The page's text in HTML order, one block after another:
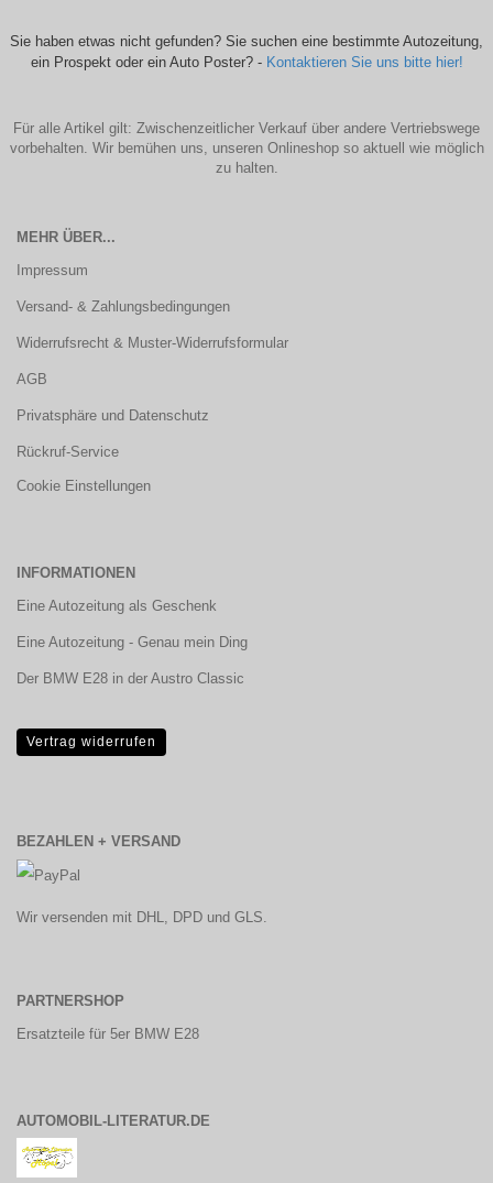
Sie haben etwas nicht gefunden? Sie suchen eine bestimmte Autozeitung,
ein Prospekt oder ein Auto Poster? - Kontaktieren Sie uns bitte hier!
Für alle Artikel gilt: Zwischenzeitlicher Verkauf über andere Vertriebswege
vorbehalten. Wir bemühen uns, unseren Onlineshop so aktuell wie möglich
zu halten.
MEHR ÜBER...
Impressum
Versand- & Zahlungsbedingungen
Widerrufsrecht & Muster-Widerrufsformular
AGB
Privatsphäre und Datenschutz
Rückruf-Service
Cookie Einstellungen
INFORMATIONEN
Eine Autozeitung als Geschenk
Eine Autozeitung - Genau mein Ding
Der BMW E28 in der Austro Classic
Vertrag widerrufen
BEZAHLEN + VERSAND
Wir versenden mit DHL, DPD und GLS.
PARTNERSHOP
Ersatzteile für 5er BMW E28
AUTOMOBIL-LITERATUR.DE